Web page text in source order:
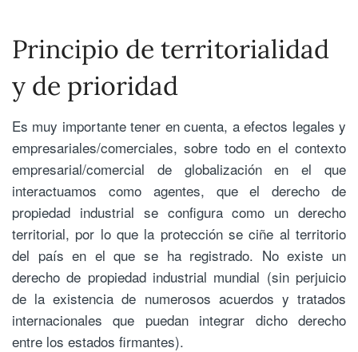
Principio de territorialidad
y de prioridad
Es muy importante tener en cuenta, a efectos legales y
empresariales/comerciales, sobre todo en el contexto
empresarial/comercial de globalización en el que
interactuamos como agentes, que el derecho de
propiedad industrial se configura como un derecho
territorial, por lo que la protección se ciñe al territorio
del país en el que se ha registrado. No existe un
derecho de propiedad industrial mundial (sin perjuicio
de la existencia de numerosos acuerdos y tratados
internacionales que puedan integrar dicho derecho
entre los estados firmantes).